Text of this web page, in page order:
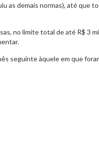
as demais normas), até que
no limite total de até R$ 3
seguinte àquele em que